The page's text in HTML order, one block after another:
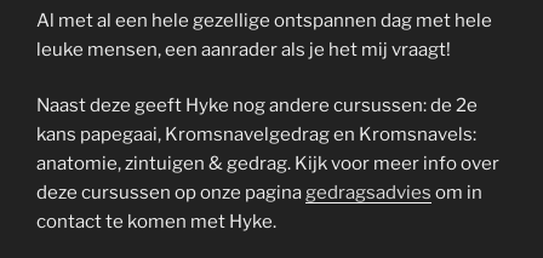
Al met al een hele gezellige ontspannen dag met hele
leuke mensen, een aanrader als je het mij vraagt!
Naast deze geeft Hyke nog andere cursussen: de 2e
kans papegaai, Kromsnavelgedrag en Kromsnavels:
anatomie, zintuigen & gedrag. Kijk voor meer info over
deze cursussen op onze paginagedragsadvies om in
contact te komen met Hyke.